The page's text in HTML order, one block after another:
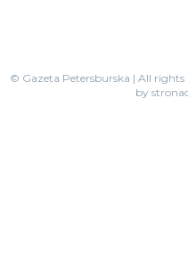
© Gazeta Petersburska | All rights
by